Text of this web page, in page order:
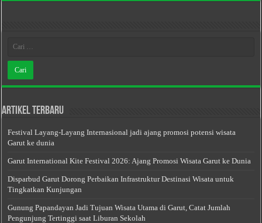
Artikel Terbaru
Festival Layang-Layang Internasional jadi ajang promosi potensi wisata
Garut ke dunia
Garut International Kite Festival 2026: Ajang Promosi Wisata Garut ke Dunia
Disparbud Garut Dorong Perbaikan Infrastruktur Destinasi Wisata untuk
Tingkatkan Kunjungan
Gunung Papandayan Jadi Tujuan Wisata Utama di Garut, Catat Jumlah
Pengunjung Tertinggi saat Liburan Sekolah